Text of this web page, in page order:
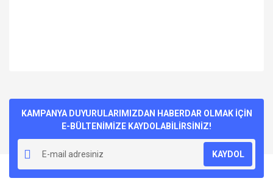
Yorum Yaz
kullanarak tarafımıza iletebilirsiniz.
Görüş ve önerileriniz için teşekkür ederiz.
Ürün resmi kalitesiz, bozuk veya görüntülenemiyor.
Ürün açıklamasında eksik bilgiler bulunuyor.
Ürün bilgilerinde hatalar bulunuyor.
KAMPANYA DUYURULARIMIZDAN HABERDAR OLMAK İÇİN
E-BÜLTENİMİZE KAYDOLABİLİRSİNİZ!
KAYDOL